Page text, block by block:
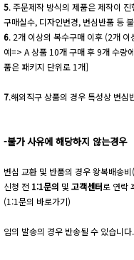
5. 주문제작 방식의 제품은 제작이
구매실수, 디자인변경, 변심반품 등
6. 2개 이상의 복수구매 이후 (2개
예=> A 상품 10개 구매 후 9개 수량
품은 패키지 단위로 1개]
7.해외직구 상품의 경우 특성상 변심
-불가 사유에 해당하지 않는경우
변심 교환 및 반품의 경우 왕복배송
신청 전 1:1문의 및 고객센터로 연락
(1:1문의 바로가기)
임의 발송의 경우 반송될 수 있습니다.